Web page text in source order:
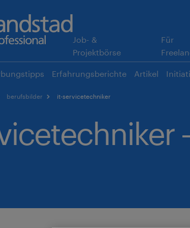
Horizontale
Navigation
gulp.de
Job- &
Projektbörse
Für
Erfahrungsberichte Artikel
berufsbilder it-servicetechniker